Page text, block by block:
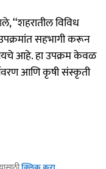
‘‘शहरातील विविध
उपक्रमांत सहभागी करून
आहे. हा उपक्रम केवळ
आणि कृषी संस्कृती